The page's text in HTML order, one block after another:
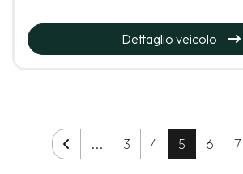
Dettaglio veicolo
... 3 4 5 6 7